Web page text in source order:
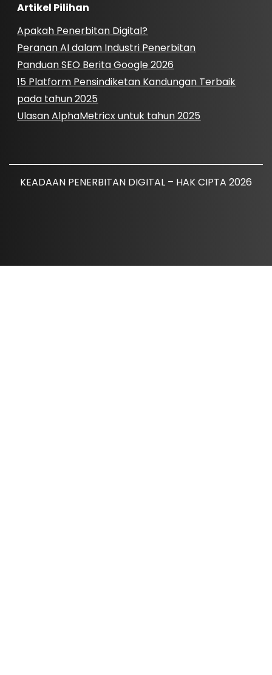
Artikel Pilihan
Apakah Penerbitan Digital?
Peranan AI dalam Industri Penerbitan
Panduan SEO Berita Google 2026
15 Platform Pensindiketan Kandungan Terbaik
pada tahun 2025
Ulasan AlphaMetricx untuk tahun 2025
KEADAAN PENERBITAN DIGITAL – HAK CIPTA 2026